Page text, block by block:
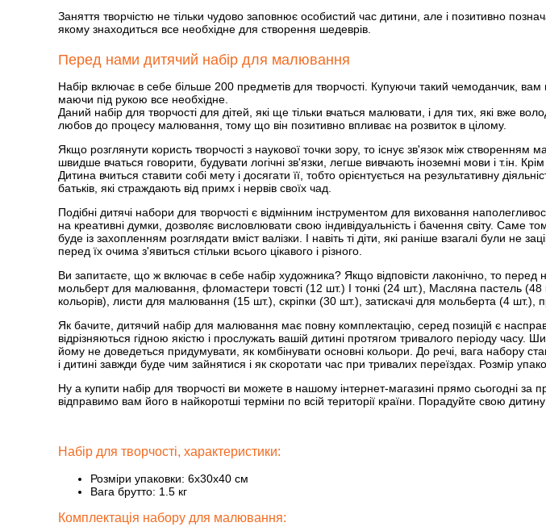
Заняття творчістю не тільки чудово заповнює особистий час дитини, але і позитивно
якому знаходиться все необхідне для створення шедеврів.
Перед нами дитячий набір для малювання
Набір включає в себе більше 200 предметів для творчості. Купуючи такий чемоданчик,
маючи під рукою все необхідне.
Даний набір для творчості для дітей, які ще тільки вчаться малювати, і для тих, які вже
любов до процесу малювання, тому що він позитивно впливає на розвиток в цілому.
Якщо розглянути користь творчості з наукової точки зору, то існує зв'язок між створенням
швидше вчаться говорити, будувати логічні зв'язки, легше вивчають іноземні мови і т.ін.
Дитина вчиться ставити собі мету і досягати її, тобто орієнтується на результативну
батьків, які страждають від примх і нервів своїх чад.
Подібні дитячі набори для творчості є відмінним інструментом для виховання
на креативні думки, дозволяє висловлювати свою індивідуальність і бачення світу.
буде із захопленням розглядати вміст валізки. І навіть ті діти, які раніше взагалі були
перед їх очима з'явиться стільки всього цікавого і різного.
Ви запитаєте, що ж включає в себе набір художника? Якщо відповісти лаконічно, то
мольберт для малювання, фломастери товсті (12 шт.) І тонкі (24 шт.), Масляна пастель
кольорів), листи для малювання (15 шт.), скріпки (30 шт.), затискачі для мольберта (4 шт.),
Як бачите, дитячий набір для малювання має повну комплектацію, серед позицій є
відрізняються гідною якістю і прослужать вашій дитині протягом тривалого періоду часу.
йому не доведеться придумувати, як комбінувати основні кольори. До речі, вага набору
і дитині завжди буде чим зайнятися і як скоротати час при тривалих переїздах. Розмір
Ну а купити набір для творчості ви можете в нашому інтернет-магазині прямо сьогодні
відправимо вам його в найкоротші терміни по всій території країни. Порадуйте свою
Набір для творчості, характеристики:
Розміри упаковки: 6х30х40 см
Вага брутто: 1.5 кг
Комплектація набору для малювання: